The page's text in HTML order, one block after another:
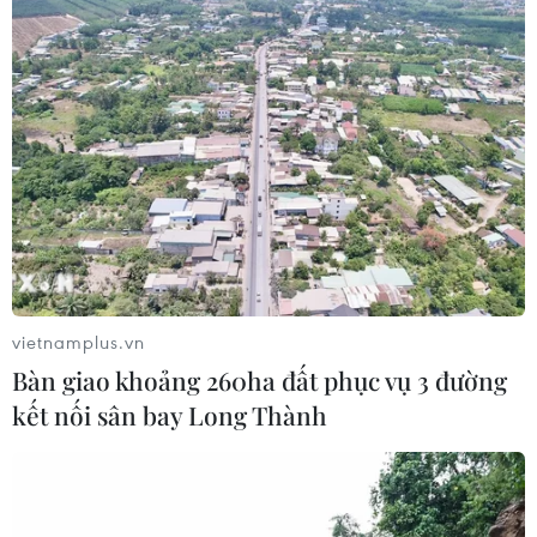
Tây Ninh: Hơn 3.000 mộ liệt
sỹ đã được lấy mẫu ADN tìm danh
tính
10/08/2026 07:53
Lâm Đồng xử lý căn cơ các tồn tại
trong quản lý, bảo vệ rừng
10/08/2026 07:44
Sun PhuQuoc Airways mở rộng đội
tàu bay thân rộng, mục tiêu bay đến
vietnamplus.vn
Bàn giao khoảng 260ha đất phục vụ 3 đường
kết nối sân bay Long Thành